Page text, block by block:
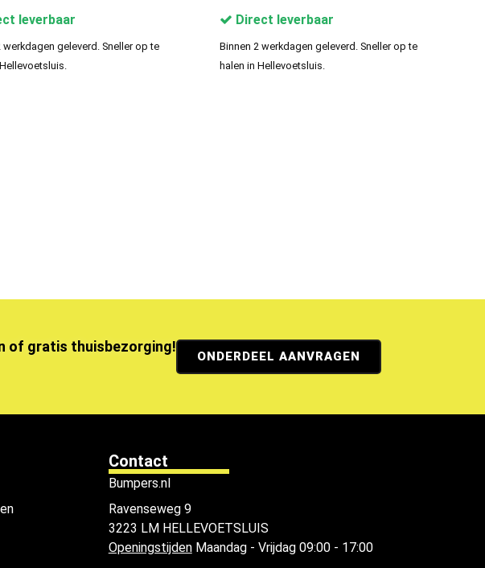
leverbaar
werkdagen geleverd. Sneller op te
Direct leverbaar
Binnen 2 werkdagen geleverd. Sneller op te
halen in Hellevoetsluis.
of gratis thuisbezorging!
ONDERDEEL AANVRAGEN
Contact
Bumpers.nl
Ravenseweg 9
3223 LM HELLEVOETSLUIS
OpeningstijdenMaandag - Vrijdag 09:00 - 17:00